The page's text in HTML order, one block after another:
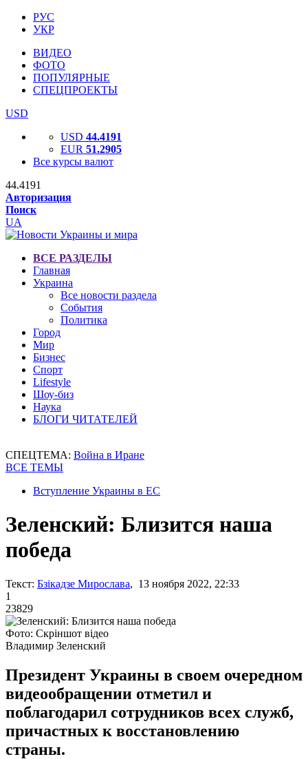
РУС
УКР
ВИДЕО
ФОТО
ПОПУЛЯРНЫЕ
СПЕЦПРОЕКТЫ
USD
USD 44.4191
EUR 51.2905
Все курсы валют
44.4191
Авторизация
Поиск
UA
ВСЕ РАЗДЕЛЫ
Главная
Украина
Все новости раздела
События
Политика
Город
Мир
Бизнес
Спорт
Lifestyle
Шоу-биз
Наука
БЛОГИ ЧИТАТЕЛЕЙ
СПЕЦТЕМА: Война в Иране
ВСЕ ТЕМЫ
Вступление Украины в ЕС
Зеленский: Близится наша
победа
Текст: Бзікадзе Мирослава, 13 ноября 2022, 22:33
1
23829
Фото: Скріншот відео
Владимир Зеленский
Президент Украины в своем очередном
видеообращении отметил и
поблагодарил сотрудников всех служб,
причастных к восстановлению
страны.